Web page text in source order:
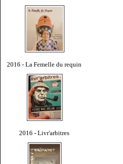
2016 - La Femelle du requin
2016 - Livr'arbitres